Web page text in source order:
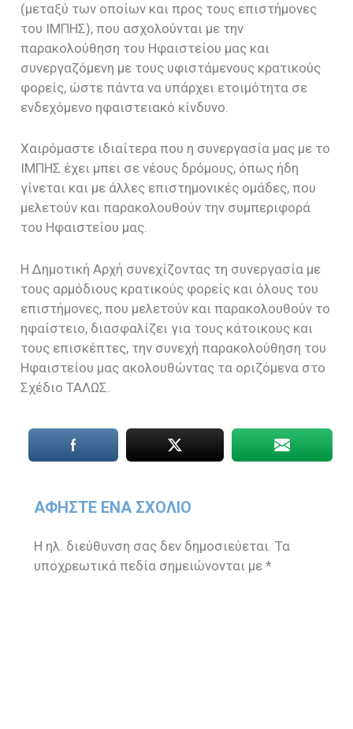
(μεταξύ των οποίων και προς τους επιστήμονες
του ΙΜΠΗΣ), που ασχολούνται με την
παρακολούθηση του Ηφαιστείου μας και
συνεργαζόμενη με τους υφιστάμενους κρατικούς
φορείς, ώστε πάντα να υπάρχει ετοιμότητα σε
ενδεχόμενο ηφαιστειακό κίνδυνο.
Χαιρόμαστε ιδιαίτερα που η συνεργασία μας με το
ΙΜΠΗΣ έχει μπει σε νέους δρόμους, όπως ήδη
γίνεται και με άλλες επιστημονικές ομάδες, που
μελετούν και παρακολουθούν την συμπεριφορά
του Ηφαιστείου μας.
Η Δημοτική Αρχή συνεχίζοντας τη συνεργασία με
τους αρμόδιους κρατικούς φορείς και όλους του
επιστήμονες, που μελετούν και παρακολουθούν το
ηφαίστειο, διασφαλίζει για τους κάτοικους και
τους επισκέπτες, την συνεχή παρακολούθηση του
Ηφαιστείου μας ακολουθώντας τα οριζόμενα στο
Σχέδιο ΤΑΛΩΣ.
ΑΦΉΣΤΕ ΈΝΑ ΣΧΌΛΙΟ
Η ηλ. διεύθυνση σας δεν δημοσιεύεται. Τα
υποχρεωτικά πεδία σημειώνονται με*